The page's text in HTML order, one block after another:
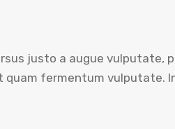
justo a augue vulputate,
quam fermentum vulputate.